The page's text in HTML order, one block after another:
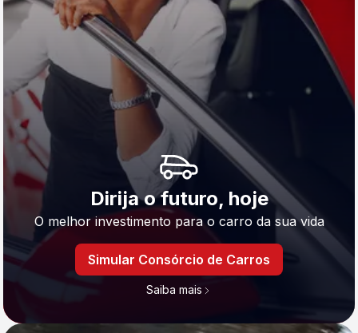
Dirija o futuro, hoje
O melhor investimento para o carro da sua vida
Simular Consórcio de Carros
Saiba mais